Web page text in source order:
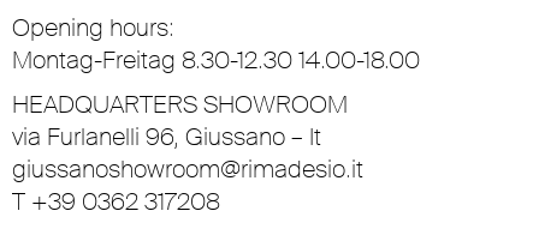
Opening hours:
Montag-Freitag 8.30-12.30 14.00-18.00
HEADQUARTERS SHOWROOM
via Furlanelli 96, Giussano – It
giussanoshowroom@rimadesio.it
T +39 0362 317208